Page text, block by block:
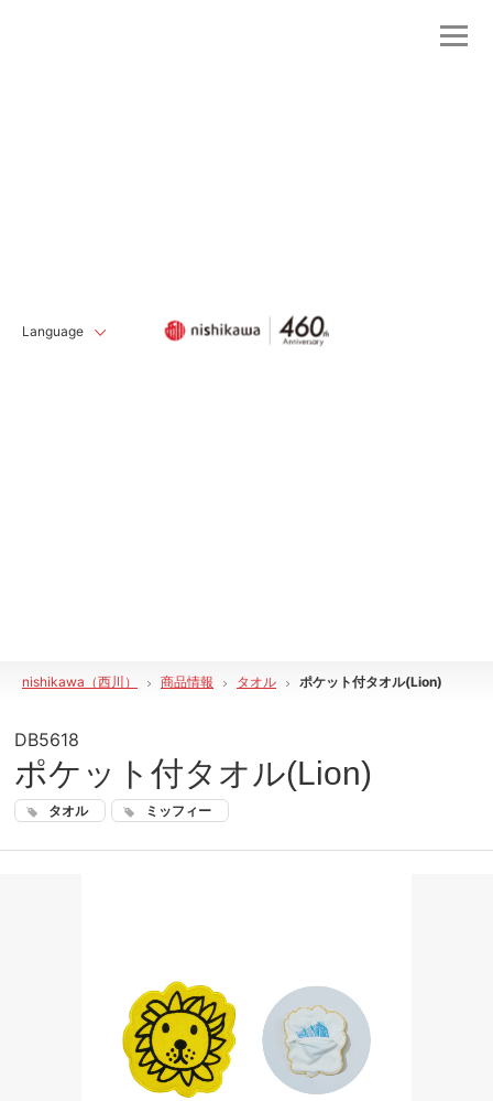
Language
nishikawa（西川） 商品情報 タオル ポケット付タオル(Lion)
DB5618
ポケット付タオル(Lion)
タオル ミッフィー